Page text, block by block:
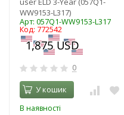
WW9153-L317)
Арт: 057Q1-WW9153-L317
Код: 772542
0
У кошик
В наявності